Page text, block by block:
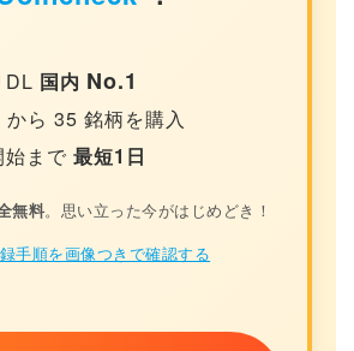
DL 国内 No.1
から 35 銘柄を購入
始まで最短1日
無料。思い立った今がはじめどき！
手順を画像つきで確認する